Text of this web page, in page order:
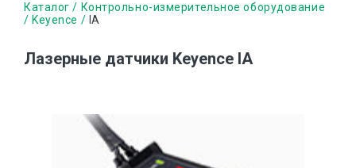
содержанию
Строка
Каталог
Контрольно-измерительное оборудование
Keyence
IA
Лазерные датчики Keyence IA